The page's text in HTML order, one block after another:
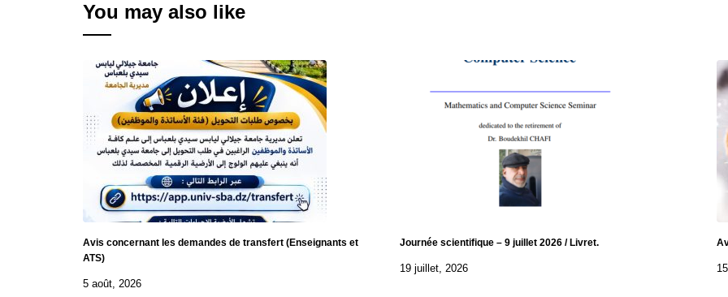
You may also like
Avis concernant les demandes de transfert (Enseignants et
ATS)
5 août, 2026
Journée scientifique – 9 juillet 2026 / Livret.
19 juillet, 2026